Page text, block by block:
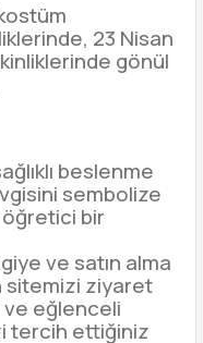
23 Nisan
gönül
beslenme
sembolize
bir
ve satın alma
sitemizi ziyaret
ve eğlenceli
tercih ettiğiniz